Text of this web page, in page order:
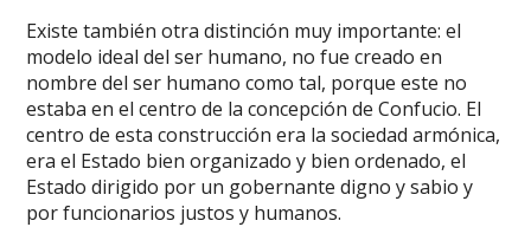
Existe también otra distinción muy importante: el
modelo ideal del ser humano, no fue creado en
nombre del ser humano como tal, porque este no
estaba en el centro de la concepción de Confucio. El
centro de esta construcción era la sociedad armónica,
era el Estado bien organizado y bien ordenado, el
Estado dirigido por un gobernante digno y sabio y
por funcionarios justos y humanos.